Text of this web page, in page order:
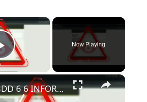
×
Play Video
Now Playing
×
C BBDD 6 6 INFORMATION SCHEMA